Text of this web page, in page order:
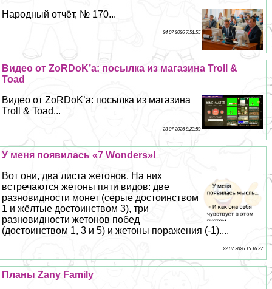
Народный отчёт, № 170...
24 07 2026 7:51:55
Видео от ZoRDoK’а: посылка из магазина Troll &
Toad
Видео от ZoRDoK’а: посылка из магазина
Troll & Toad...
23 07 2026 8:23:59
У меня появилась «7 Wonders»!
Вот они, два листа жетонов. На них
встречаются жетоны пяти видов: две
разновидности монет (серые достоинством
1 и жёлтые достоинством 3), три
разновидности жетонов побед
(достоинством 1, 3 и 5) и жетоны поражения (-1)....
22 07 2026 15:16:27
Планы Zany Family